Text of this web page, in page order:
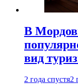
В
вид
2 года спустя2